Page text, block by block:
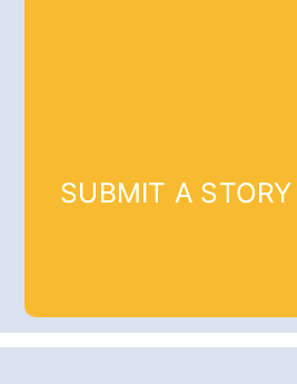
SUBMIT A